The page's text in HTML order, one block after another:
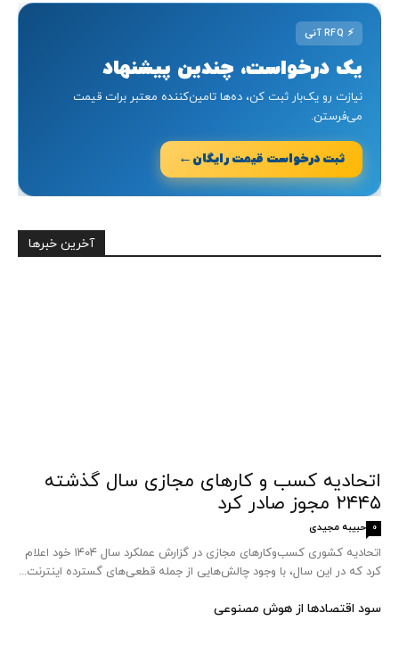
⚡
یک درخواست، چندین پیشنهاد
نیازت رو یک‌بار ثبت کن، ده‌ها تامین‌کننده معتبر برات قیمت
می‌فرستن.
ثبت درخواست قیمت رایگان ←
آخرین خبرها
اتحادیه کسب‌ و کارهای مجازی سال گذشته
۲۴۴۵ مجوز صادر کرد
حبیبه مجیدی 0
اتحادیه کشوری کسب‌وکارهای مجازی در گزارش عملکرد سال ۱۴۰۴ خود اعلام
کرد که در این سال، با وجود چالش‌هایی از جمله قطعی‌های گسترده اینترنت...
سود اقتصاد‌ها از هوش مصنوعی